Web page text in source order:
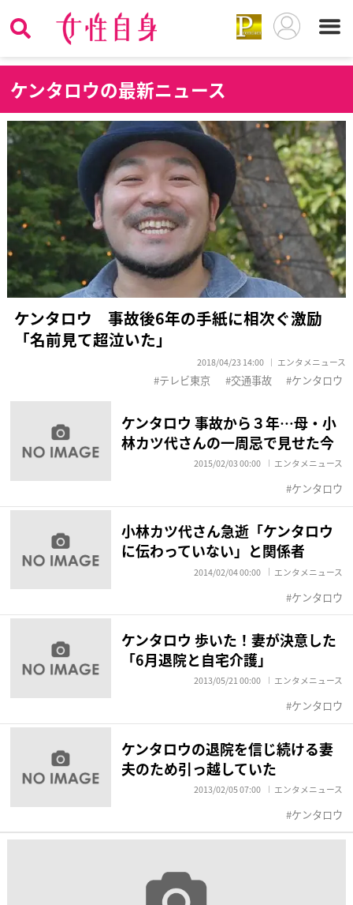
ケンタロウの最新ニュース
ケンタロウ 事故後6年の手紙に相次ぐ激励
「名前見て超泣いた」
2018/04/23 14:00 エンタメニュース
テレビ東京 交通事故 ケンタロウ
ケンタロウ 事故から３年…母・小
林カツ代さんの一周忌で見せた今
2015/02/03 00:00 エンタメニュース
ケンタロウ
小林カツ代さん急逝「ケンタロウ
に伝わっていない」と関係者
2014/02/04 00:00 エンタメニュース
ケンタロウ
ケンタロウ 歩いた！妻が決意した
「6月退院と自宅介護」
2013/05/21 00:00 エンタメニュース
ケンタロウ
ケンタロウの退院を信じ続ける妻
夫のため引っ越していた
2013/02/05 07:00 エンタメニュース
ケンタロウ